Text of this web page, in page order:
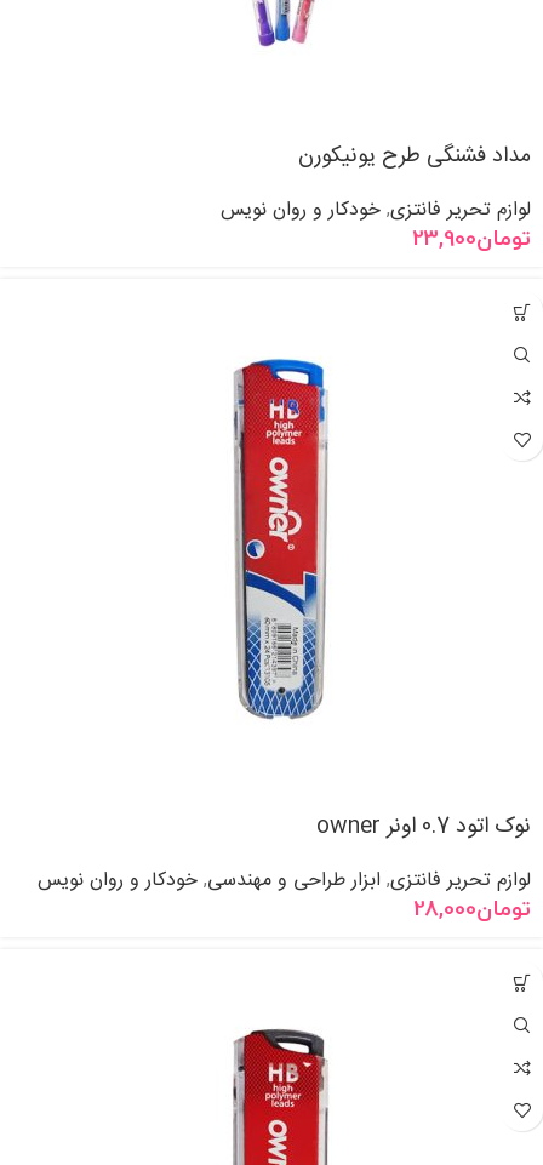
مداد فشنگی طرح یونیکورن
لوازم تحریر فانتزی, خودکار و روان نویس
تومان23,900
نوک اتود 0.7 اونر owner
لوازم تحریر فانتزی, ابزار طراحی و مهندسی, خودکار و روان نویس
تومان28,000